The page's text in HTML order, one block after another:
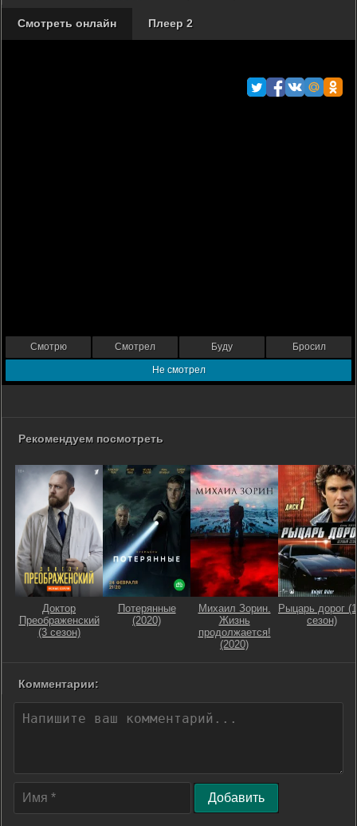
Смотреть онлайн Плеер 2
Смотрю Смотрел Буду Бросил
Не смотрел
Рекомендуем посмотреть
Доктор
Преображенский
(3 сезон)
Потерянные
(2020)
Михаил Зорин.
Жизнь
продолжается!
(2020)
Рыцарь дорог
сезон)
Комментарии:
Добавить